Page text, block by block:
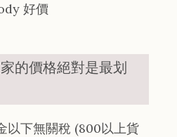
好價
的價格絕對是最划
以下無關稅 (800以上貨